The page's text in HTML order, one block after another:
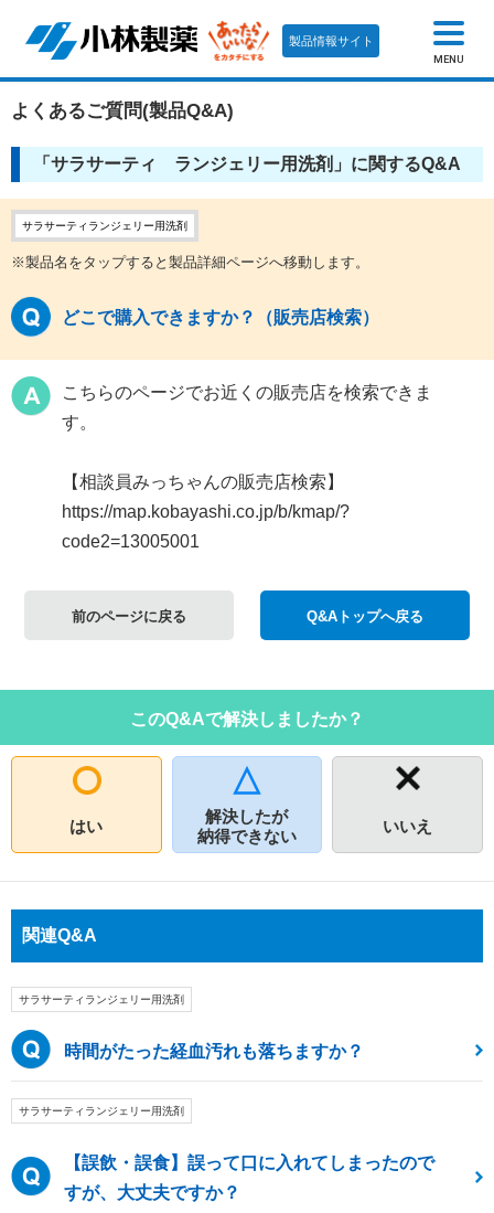
製品情報サイト
MENU
よくあるご質問(製品Q&A)
「サラサーティ ランジェリー用洗剤」に関するQ&A
サラサーティランジェリー用洗剤
※製品名をタップすると製品詳細ページへ移動します。
どこで購入できますか？（販売店検索）
こちらのページでお近くの販売店を検索できま
す。
【相談員みっちゃんの販売店検索】
https://map.kobayashi.co.jp/b/kmap/?
code2=13005001
前のページに戻る Q&Aトップへ戻る
このQ&Aで解決しましたか？
はい
解決したが
納得できない
いいえ
関連Q&A
サラサーティランジェリー用洗剤
時間がたった経血汚れも落ちますか？
サラサーティランジェリー用洗剤
【誤飲・誤食】誤って口に入れてしまったので
すが、大丈夫ですか？